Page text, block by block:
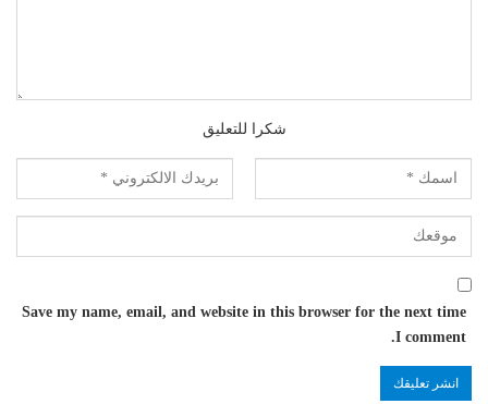
شكرا للتعليق
Save my name, email, and website in this browser for the next time
I comment.